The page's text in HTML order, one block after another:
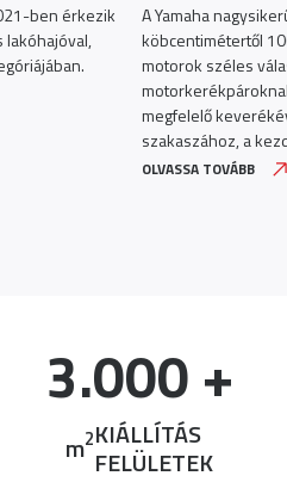
ben érkezik
lakóhajóval,
A Yamaha
köbcentimétertől
motorok széles
megfelelő
szakaszához, a
OLVASSA TOVÁBB
m2KIÁLLÍTÁS
FELÜLETEK
3.000 +